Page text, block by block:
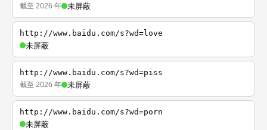
截至 2026 年 未屏蔽
http://www.baidu.com/s?wd=love
未屏蔽
http://www.baidu.com/s?wd=piss
截至 2026 年 未屏蔽
http://www.baidu.com/s?wd=porn
未屏蔽